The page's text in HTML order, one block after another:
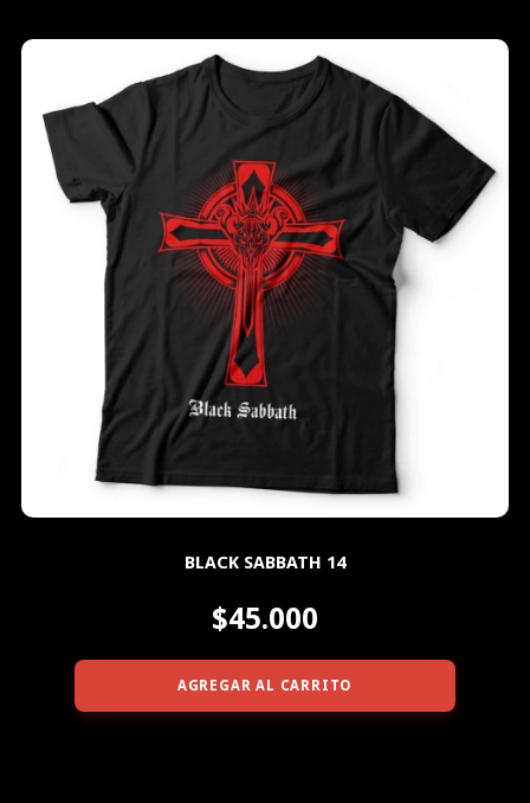
BLACK SABBATH 14
$45.000
AGREGAR AL CARRITO